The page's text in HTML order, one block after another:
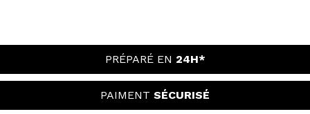
PRÉPARÉ EN 24H*
PAIMENT SÉCURISÉ